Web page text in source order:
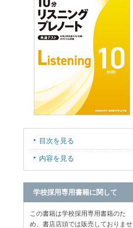
目次を見る
内容を見る
学校採用専用書籍に関して
この書籍は学校採用専用書籍のた
め、書店店頭では販売しておりませ